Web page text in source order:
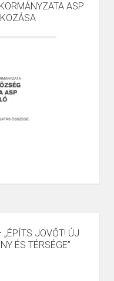
ASP
JÖVŐT! ÚJ
ÉS TÉRSÉGE”